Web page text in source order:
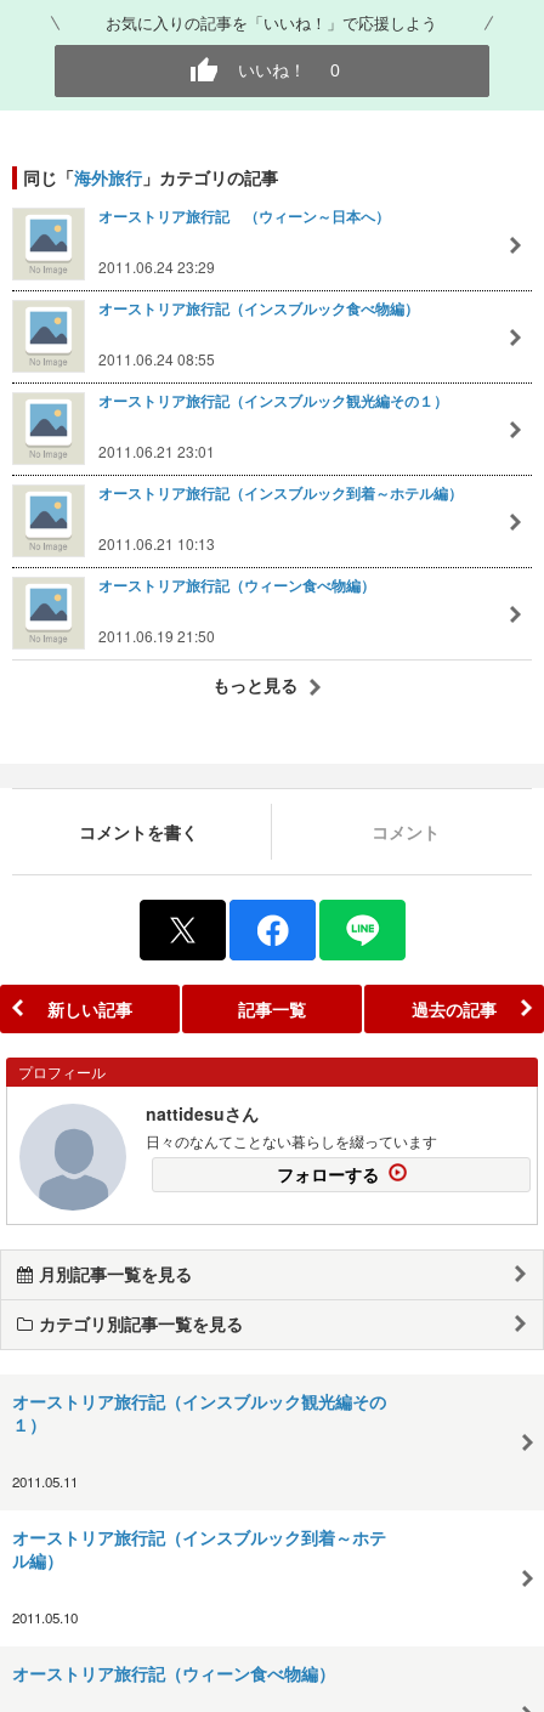
お気に入りの記事を「いいね！」で応援しよう
いいね！ 0
同じ「海外旅行」カテゴリの記事
オーストリア旅行記 （ウィーン～日本へ）
2011.06.24 23:29
オーストリア旅行記（インスブルック食べ物編）
2011.06.24 08:55
オーストリア旅行記（インスブルック観光編その１）
2011.06.21 23:01
オーストリア旅行記（インスブルック到着～ホテル編）
2011.06.21 10:13
オーストリア旅行記（ウィーン食べ物編）
2011.06.19 21:50
もっと見る
コメントを書く コメント
新しい記事 記事一覧 過去の記事
プロフィール
nattidesuさん
日々のなんてことない暮らしを綴っています
フォローする
月別記事一覧を見る
カテゴリ別記事一覧を見る
オーストリア旅行記（インスブルック観光編その
１）
2011.05.11
オーストリア旅行記（インスブルック到着～ホテ
ル編）
2011.05.10
オーストリア旅行記（ウィーン食べ物編）